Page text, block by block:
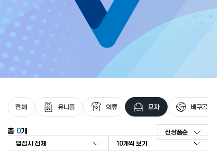
최근 검색어가 없습니다.
전체 유니폼 의류 모자 배구공
총 0개 신상품순